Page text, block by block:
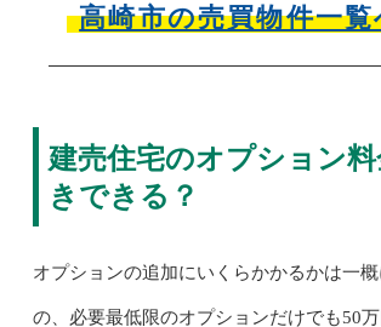
高崎市の売買物件一
建売住宅のオプション料
きできる？
オプションの追加にいくらかかるかは一
の、必要最低限のオプションだけでも50